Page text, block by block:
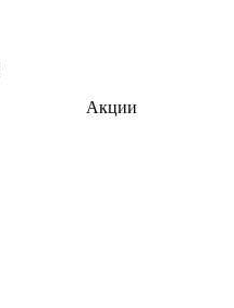
Акции